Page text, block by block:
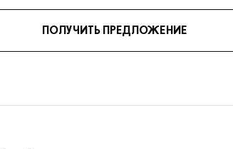
ПОЛУЧИТЬ ПРЕДЛОЖЕНИЕ